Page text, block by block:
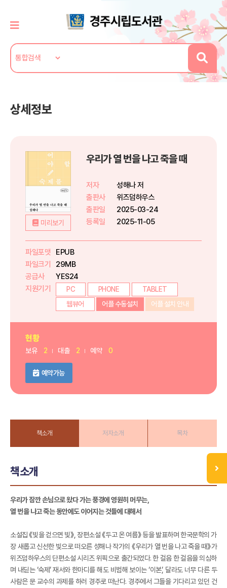
상세정보
미리보기
우리가 열 번을 나고 죽을 때
저자
성해나 저
출판사
위즈덤하우스
출판일
2025-03-24
등록일
2025-11-05
파일포맷
EPUB
파일크기
29MB
공급사
YES24
지원기기
PC PHONE
TABLET
웹뷰어
어플 수동설치 어플 설치 안내
현황
보유 2 대출 2 예약 0
예약가능
책소개 저자소개 목차
책소개
우리가 잠깐 손님으로 왔다 가는 풍경에 영원히 머무는,
열 번을 나고 죽는 동안에도 이어지는 것들에 대해서
소설집 《빛을 걷으면 빛》, 장편소설 《두고 온 여름》 등을 발표하며 한국문학의 가
장 새롭고 신선한 빛으로 떠오른 성해나 작가의 《우리가 열 번을 나고 죽을 때》가
위즈덤하우스의 단편소설 시리즈 위픽으로 출간되었다. 한 걸음 한 걸음을 의심하
며 내딛는 ‘숙제’ 재서와 한마디를 해도 비범해 보이는 ‘이본’, 달라도 너무 다른 두
사람은 문 교수의 과제를 하러 경주로 떠난다. 경주에서 그들을 기다리고 있던 건